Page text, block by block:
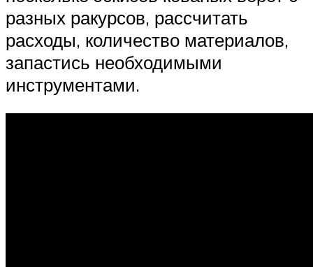
разных ракурсов, рассчитать
расходы, количество материалов,
запастись необходимыми
инструментами.